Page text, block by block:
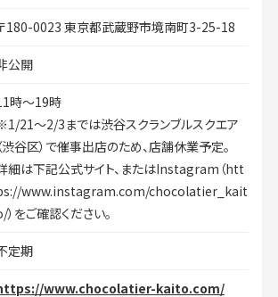
180-0023 東京都武蔵野市境南町3-25-18
公開
時〜19時
21〜2/3までは渋谷スクランブルスクエア
（渋谷区）で催事出店のため、店舗休業予定。
細は下記公式サイト、またはInstagram（htt
www.instagram.com/chocolatier_kait
）をご確認ください。
定期
www.chocolatier-kaito.com/